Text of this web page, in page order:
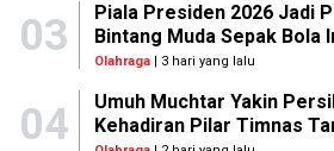
03
Piala Presiden 2026 Jadi
Bintang Muda Sepak Bola
Olahraga| 3 hari yang lalu
04
Umuh Muchtar Yakin
Kehadiran Pilar Timnas